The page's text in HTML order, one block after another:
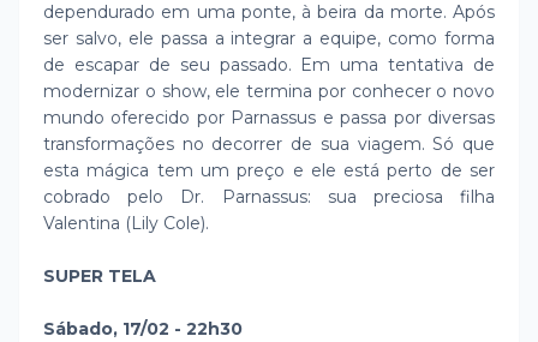
dependurado em uma ponte, à beira da morte. Após
ser salvo, ele passa a integrar a equipe, como forma
de escapar de seu passado. Em uma tentativa de
modernizar o show, ele termina por conhecer o novo
mundo oferecido por Parnassus e passa por diversas
transformações no decorrer de sua viagem. Só que
esta mágica tem um preço e ele está perto de ser
cobrado pelo Dr. Parnassus: sua preciosa filha
Valentina (Lily Cole).
SUPER TELA
Sábado, 17/02 - 22h30